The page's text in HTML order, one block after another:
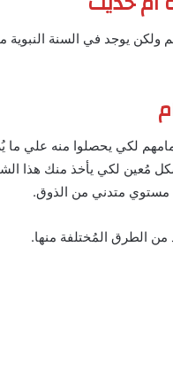
يوجد في السنة النبوية
لكي يحصلوا منه علي ما
مُعين لكي يأخذ منك هذا
مستوي متدني من الذوق.
من الطرق المُختلفة منها.